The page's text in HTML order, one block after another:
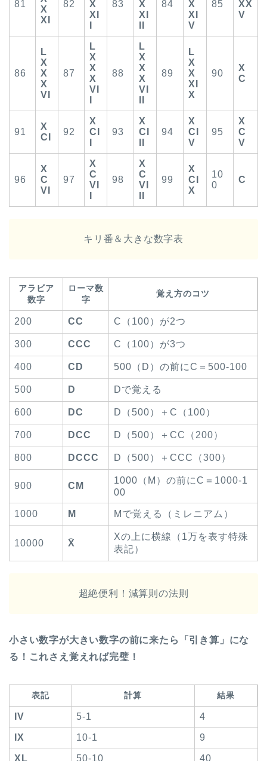
81
X
XI
82
X
XI
83
X
XI
84
X
XI
V
85
XX
V
86
L
X
X
X
VI
87
L
X
X
X
VI
88
L
X
X
X
VI
89
L
X
X
XI
X
90
X
C
91
X
CI
92
X
CI
93
X
CI
94
X
CI
V
95
X
C
V
96
X
C
VI
97
X
C
VI
98
X
C
VI
99
X
CI
X
10
0
C
キリ番＆大きな数字表
アラビア
数字
ローマ数
字
覚え方のコツ
200 CC C（100）が2つ
300 CCC C（100）が3つ
400 CD 500（D）の前にC＝500-100
500 D Dで覚える
600 DC D（500）＋C（100）
700 DCC D（500）＋CC（200）
800 DCCC D（500）＋CCC（300）
900 CM
1000（M）の前にC＝1000-1
00
1000 M Mで覚える（ミレニアム）
10000 X̄
Xの上に横線（1万を表す特殊
表記）
超絶便利！減算則の法則
小さい数字が大きい数字の前に来たら「引き算」にな
る！これさえ覚えれば完璧！
表記 計算 結果
IV 5-1 4
IX 10-1 9
XL 50-10 40